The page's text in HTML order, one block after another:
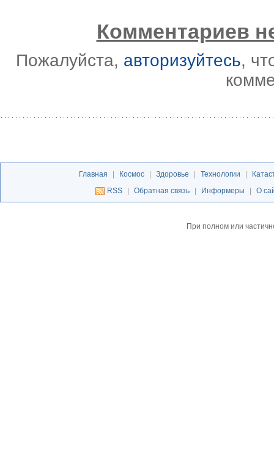
Комментариев
Пожалуйста, авторизуйтесь,
Главная Космос Здоровье Технологии
RSS
Обратная связь Информеры О
При полном или